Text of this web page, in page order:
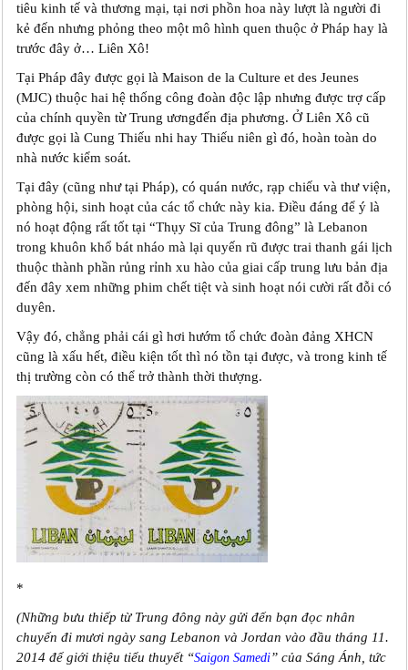
tiêu kinh tế và thương mại, tại nơi phồn hoa này lượt là người đi
kẻ đến nhưng phỏng theo một mô hình quen thuộc ở Pháp hay là
trước đây ở… Liên Xô!
Tại Pháp đây được gọi là Maison de la Culture et des Jeunes
(MJC) thuộc hai hệ thống công đoàn độc lập nhưng được trợ cấp
của chính quyền từ Trung ươngđến địa phương. Ở Liên Xô cũ
được gọi là Cung Thiếu nhi hay Thiếu niên gì đó, hoàn toàn do
nhà nước kiểm soát.
Tại đây (cũng như tại Pháp), có quán nước, rạp chiếu và thư viện,
phòng hội, sinh hoạt của các tổ chức này kia. Điều đáng để ý là
nó hoạt động rất tốt tại “Thụy Sĩ của Trung đông” là Lebanon
trong khuôn khổ bát nháo mà lại quyến rũ được trai thanh gái lịch
thuộc thành phần rủng rỉnh xu hào của giai cấp trung lưu bản địa
đến đây xem những phim chết tiệt và sinh hoạt nói cười rất đỗi có
duyên.
Vậy đó, chẳng phải cái gì hơi hướm tổ chức đoàn đảng XHCN
cũng là xấu hết, điều kiện tốt thì nó tồn tại được, và trong kinh tế
thị trường còn có thể trở thành thời thượng.
*
(Những bưu thiếp từ Trung đông này gửi đến bạn đọc nhân
chuyến đi mươi ngày sang Lebanon và Jordan vào đầu tháng 11.
2014 để giới thiệu tiểu thuyết “Saigon Samedi” của Sáng Ánh, tức